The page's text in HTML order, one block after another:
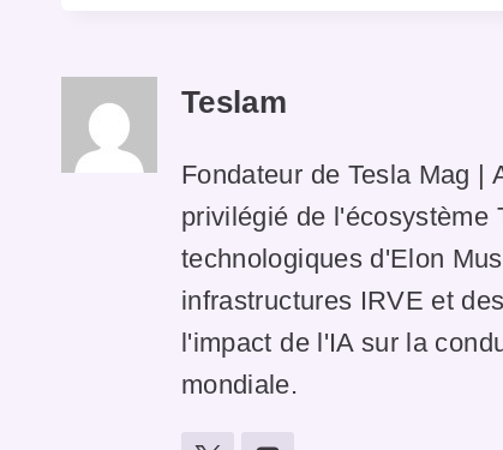
Teslam
Fondateur de Tesla Mag |
privilégié de l'écosystème
technologiques d'Elon
infrastructures IRVE et
l'impact de l'IA sur la
mondiale.